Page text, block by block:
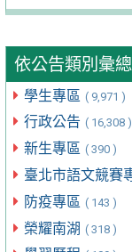
依公告類別彙總
學生專區 ( 9,971 )
行政公告 ( 16,308 )
新生專區 ( 390 )
臺北市語文競賽
防疫專區 ( 143 )
榮耀南湖 ( 318 )